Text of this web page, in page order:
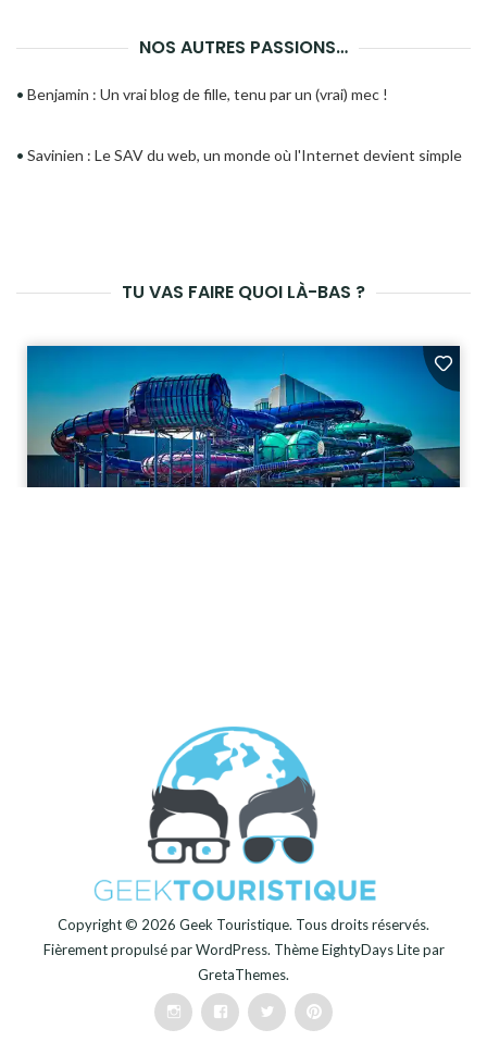
NOS AUTRES PASSIONS…
• Benjamin : Un vrai blog de fille, tenu par un (vrai) mec !
• Savinien : Le SAV du web, un monde où l'Internet devient simple
TU VAS FAIRE QUOI LÀ-BAS ?
Copyright © 2026 Geek Touristique. Tous droits réservés.
Fièrement propulsé parWordPress. ThèmeEightyDays Litepar
GretaThemes.
InstagramFacebookTwitterPinterest